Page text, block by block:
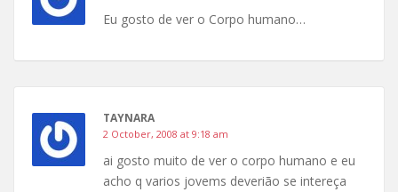
Eu gosto de ver o Corpo humano…
TAYNARA
2 October, 2008 at 9:18 am
ai gosto muito de ver o corpo humano e eu
acho q varios jovems deverião se intereça